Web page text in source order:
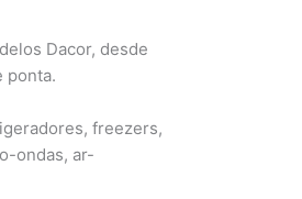
Dacor, desde
ponta.
freezers,
ondas, ar-